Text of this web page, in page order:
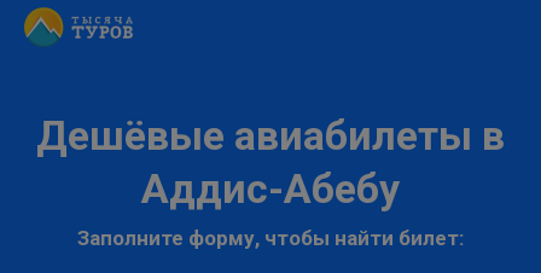
Дешёвые авиабилеты в
Аддис-Абебу
Заполните форму, чтобы найти билет: